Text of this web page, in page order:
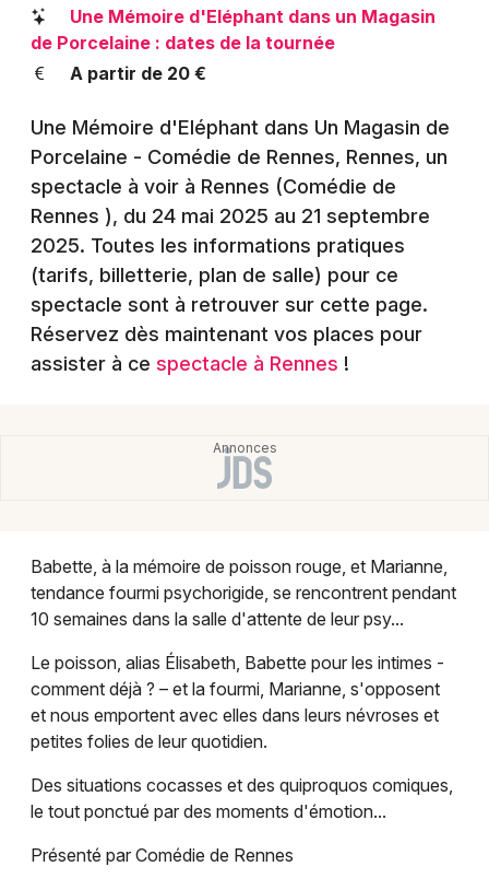
Foires & salons
Spectacles
Concerts
Soirées
Sorties famille
Expos
Sorties & loisirs
Humour en Bretagne
Newsletter des sorties
Artistes en tournée
Actus à Rennes
Magazine à Rennes
Montpellier
Nantes
Nice
Paris
Strasbourg
Toulouse
Toutes les villes
Une Mémoire d'Eléphant dans un Magasin
de Porcelaine : dates de la tournée
A partir de 20 €
Une Mémoire d'Eléphant dans Un Magasin de
Porcelaine - Comédie de Rennes, Rennes, un
spectacle à voir à Rennes (Comédie de
Rennes ), du 24 mai 2025 au 21 septembre
2025. Toutes les informations pratiques
(tarifs, billetterie, plan de salle) pour ce
spectacle sont à retrouver sur cette page.
Réservez dès maintenant vos places pour
assister à ce spectacle à Rennes !
Babette, à la mémoire de poisson rouge, et Marianne,
tendance fourmi psychorigide, se rencontrent pendant
10 semaines dans la salle d'attente de leur psy...
Le poisson, alias Élisabeth, Babette pour les intimes -
comment déjà ? – et la fourmi, Marianne, s'opposent
et nous emportent avec elles dans leurs névroses et
petites folies de leur quotidien.
Des situations cocasses et des quiproquos comiques,
le tout ponctué par des moments d'émotion...
Présenté par Comédie de Rennes